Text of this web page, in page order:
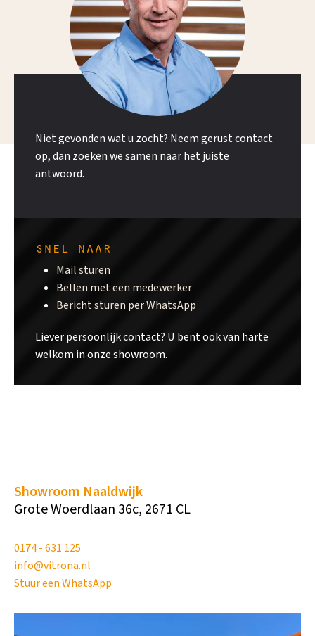
Niet gevonden wat u zocht? Neem gerust contact
op, dan zoeken we samen naar het juiste
antwoord.
snel naar
Mail sturen
Bellen met een medewerker
Bericht sturen per WhatsApp
Liever persoonlijk contact? U bent ook van harte
welkom in onze showroom.
Showroom Naaldwijk
Grote Woerdlaan 36c, 2671 CL
0174 - 631 125
info@vitrona.nl
Stuur een WhatsApp